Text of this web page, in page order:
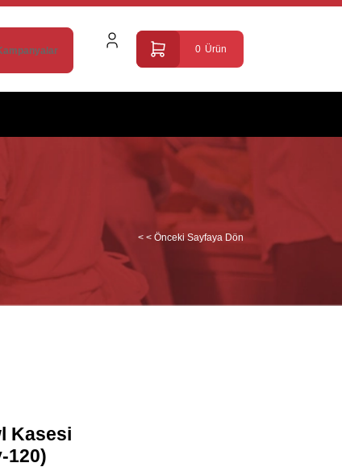
0 Ürün
< < Önceki Sayfaya Dön
Kasesi
120)